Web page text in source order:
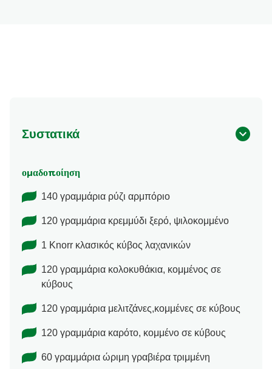
Συστατικά
ομαδοποίηση
140 γραμμάρια ρύζι αρμπόριο
120 γραμμάρια κρεμμύδι ξερό, ψιλοκομμένο
1 Knorr κλασικός κύβος λαχανικών
120 γραμμάρια κολοκυθάκια, κομμένος σε
κύβους
120 γραμμάρια μελιτζάνες,κομμένες σε κύβους
120 γραμμάρια καρότο, κομμένο σε κύβους
60 γραμμάρια ώριμη γραβιέρα τριμμένη